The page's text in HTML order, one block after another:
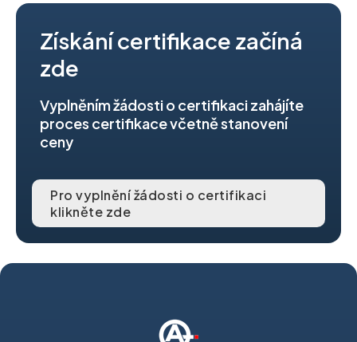
Získání certifikace začíná
zde
Vyplněním žádosti o certifikaci zahájíte
proces certifikace včetně stanovení
ceny
Pro vyplnění žádosti o certifikaci
klikněte zde